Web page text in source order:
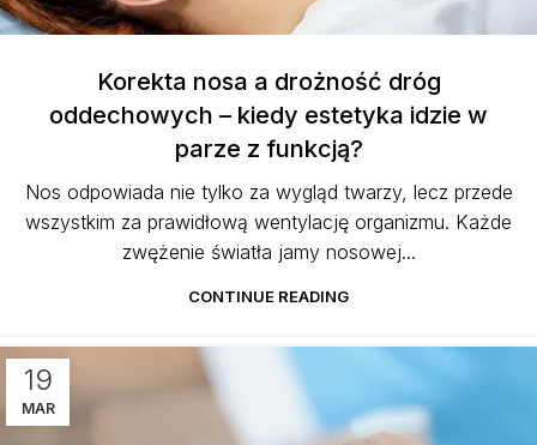
Korekta nosa a drożność dróg
oddechowych – kiedy estetyka idzie w
parze z funkcją?
Nos odpowiada nie tylko za wygląd twarzy, lecz przede
wszystkim za prawidłową wentylację organizmu. Każde
zwężenie światła jamy nosowej...
CONTINUE READING
19
MAR